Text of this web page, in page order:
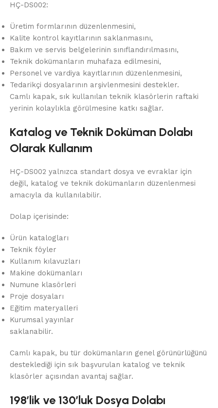
HÇ-DS002:
Üretim formlarının düzenlenmesini,
Kalite kontrol kayıtlarının saklanmasını,
Bakım ve servis belgelerinin sınıflandırılmasını,
Teknik dokümanların muhafaza edilmesini,
Personel ve vardiya kayıtlarının düzenlenmesini,
Tedarikçi dosyalarının arşivlenmesini destekler.
Camlı kapak, sık kullanılan teknik klasörlerin raftaki
yerinin kolaylıkla görülmesine katkı sağlar.
Katalog ve Teknik Doküman Dolabı
Olarak Kullanım
HÇ-DS002 yalnızca standart dosya ve evraklar için
değil, katalog ve teknik dokümanların düzenlenmesi
amacıyla da kullanılabilir.
Dolap içerisinde:
Ürün katalogları
Teknik föyler
Kullanım kılavuzları
Makine dokümanları
Numune klasörleri
Proje dosyaları
Eğitim materyalleri
Kurumsal yayınlar
saklanabilir.
Camlı kapak, bu tür dokümanların genel görünürlüğünü
desteklediği için sık başvurulan katalog ve teknik
klasörler açısından avantaj sağlar.
198’lik ve 130’luk Dosya Dolabı